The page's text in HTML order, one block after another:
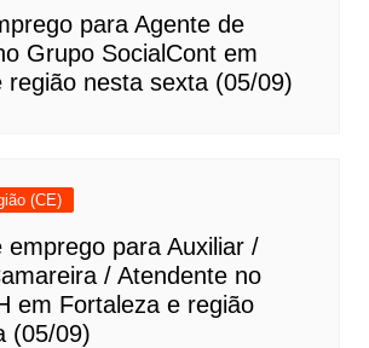
para Agente de
Grupo SocialCont em
região nesta sexta (05/09)
(CE)
emprego para Auxiliar /
/ Atendente no
em Fortaleza e região
(05/09)